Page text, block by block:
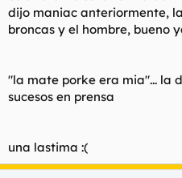
dijo maniac anteriormente,
broncas y el hombre, bueno
"la mate porke era mia"... la
sucesos en prensa
una lastima :(